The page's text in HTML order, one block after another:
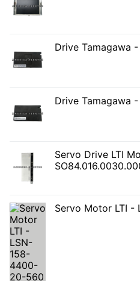
Drive Tamagawa
Drive Tamagawa
Servo Drive LTI
Servo Motor LTI -